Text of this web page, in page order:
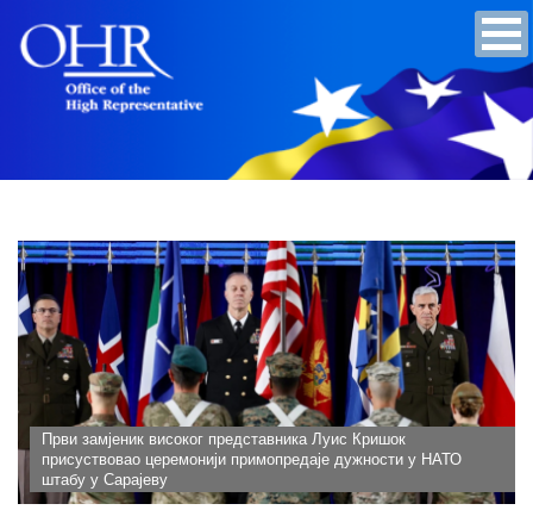
Први замјеник високог представника Луис Кришок
присуствовао церемонији примопредаје дужности у НАТО
штабу у Сарајеву